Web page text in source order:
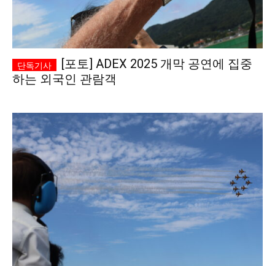
[포토] ADEX 2025 개막 공연에 집중
하는 외국인 관람객